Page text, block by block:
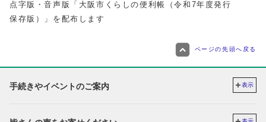
点字版・音声版「大阪市くらしの便利帳（令和7年度発行
保存版）」を配布します
ページの先頭へ戻る
手続きやイベントのご案内 表示